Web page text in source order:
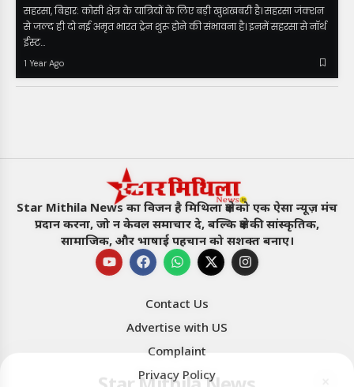
सहरसा, बिहार: कोसी क्षेत्र के यात्रियों के लिए बड़ी खुशखबरी है। सहरसा जंक्शन
से जल्द ही दो नई अमृत भारत ट्रेन शुरू होने की संभावना है। इनमें सहरसा से नॉर्थ
ईस्ट…
1 Year Ago
Star Mithila News का विजन है मिथिला क्षेत्र को एक ऐसा न्यूज़ मंच
प्रदान करना, जो न केवल समाचार दे, बल्कि क्षेत्र की सांस्कृतिक,
सामाजिक, और भाषाई पहचान को सशक्त बनाए।
Contact Us
Advertise with US
Complaint
Privacy Policy
Star Mithila News
मिथिला का सबसे विश्वसनीय नॉन टैबलॉयड चैनल !!